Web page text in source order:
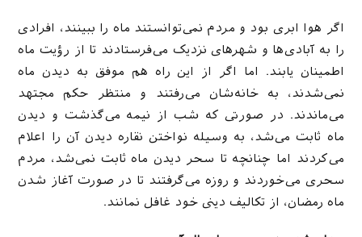
اگر هوا ابری بود و مردم نمی‌توانستند ماه را ببینند، افرادی
را به آبادی‌ها و شهرهای نزدیک می‌فرستادند تا از رؤیت ماه
اطمینان یابند. اما اگر از این راه هم موفق به دیدن ماه
نمی‌شدند، به خانه‌شان می‌رفتند و منتظر حکم مجتهد
می‌ماندند. در صورتی که شب از نیمه می‌گذشت و دیدن
ماه ثابت می‌شد، به وسیله نواختن نقاره دیدن آن را اعلام
می‌کردند اما چنانچه تا سحر دیدن ماه ثابت نمی‌شد، مردم
سحری می‌خوردند و روزه می‌گرفتند تا در صورت آغاز شدن
ماه رمضان، از تکالیف دینی خود غافل نمانند.